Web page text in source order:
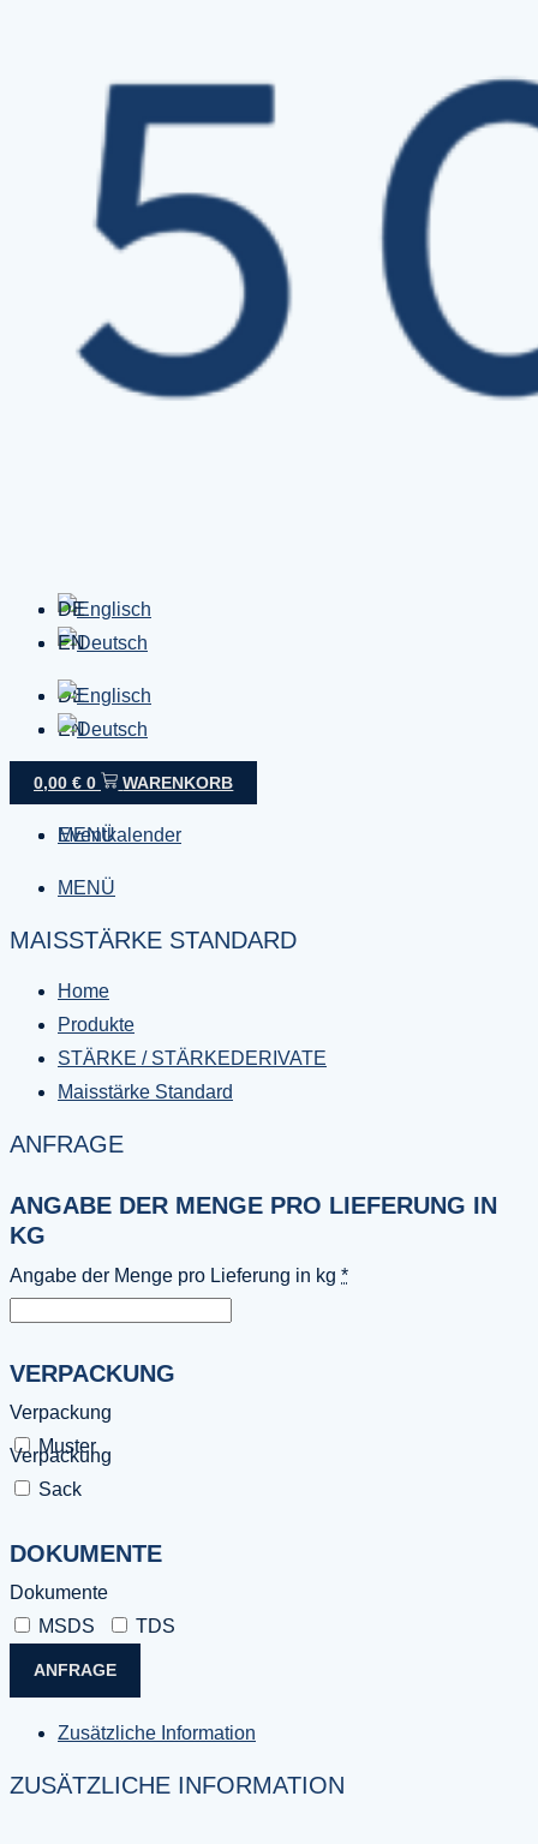
DE
EN
0,00 € 0 WARENKORB
MENÜ
DE
EN
Lieferprogramm
Eventkalender
MENÜ
MAISSTÄRKE STANDARD
Home
Produkte
STÄRKE / STÄRKEDERIVATE
Maisstärke Standard
ANFRAGE
ANGABE DER MENGE PRO LIEFERUNG IN
KG
Angabe der Menge pro Lieferung in kg *
VERPACKUNG
Verpackung
Muster
Verpackung
Sack
DOKUMENTE
Dokumente
MSDS
TDS
ANFRAGE
Zusätzliche Information
ZUSÄTZLICHE INFORMATION